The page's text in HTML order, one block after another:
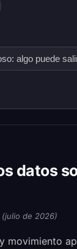
algo puede
datos
(julio de 2026)